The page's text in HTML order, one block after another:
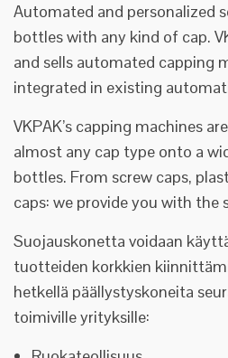
Automated and personalized
bottles with any kind of cap.
and sells automated capping
integrated in existing
VKPAK’s capping machines
almost any cap type onto a
bottles. From screw caps,
caps: we provide you with the
Suojauskonetta voidaan
tuotteiden korkkien
hetkellä päällystyskoneita
toimiville yrityksille: